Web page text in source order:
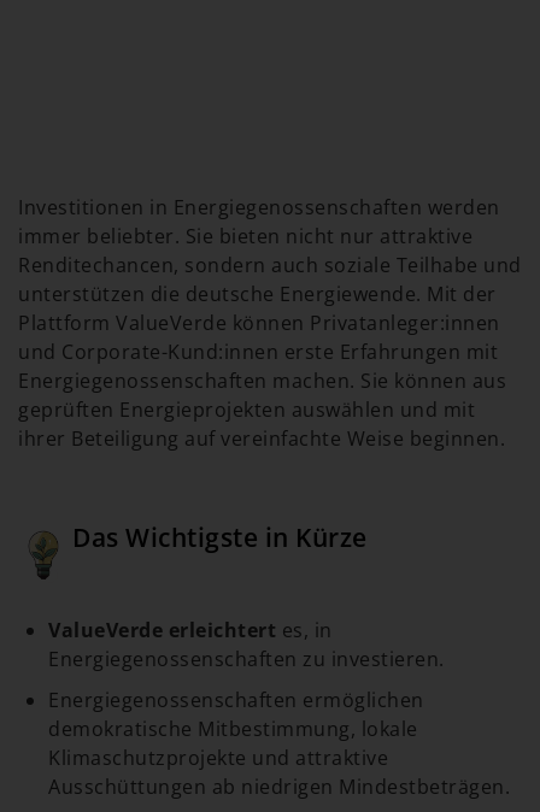
Investitionen in Energiegenossenschaften werden
immer beliebter. Sie bieten nicht nur attraktive
Renditechancen, sondern auch soziale Teilhabe und
unterstützen die deutsche Energiewende. Mit der
Plattform ValueVerde können Privatanleger:innen
und Corporate-Kund:innen erste Erfahrungen mit
Energiegenossenschaften machen. Sie können aus
geprüften Energieprojekten auswählen und mit
ihrer Beteiligung auf vereinfachte Weise beginnen.
Das Wichtigste in Kürze
ValueVerde erleichtert es, in
Energiegenossenschaften zu investieren.
Energiegenossenschaften ermöglichen
demokratische Mitbestimmung, lokale
Klimaschutzprojekte und attraktive
Ausschüttungen ab niedrigen Mindestbeträgen.